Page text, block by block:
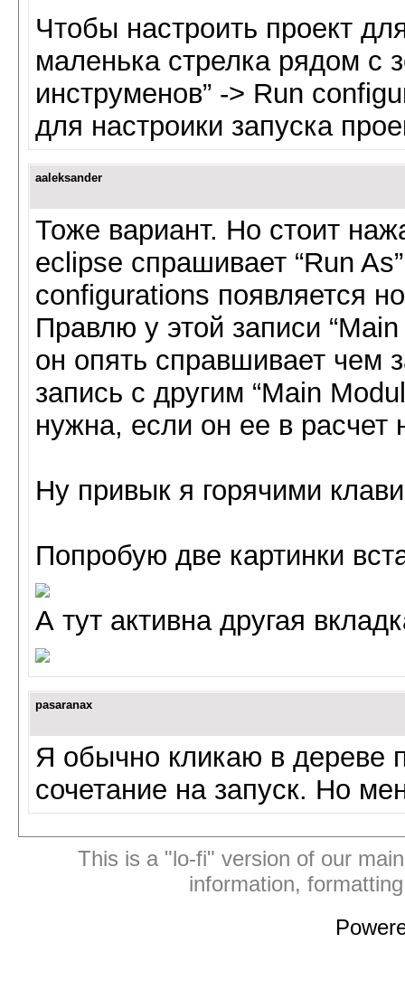
Чтобы настроить проект
маленька стрелка рядом с
инструменов” -> Run
для настроики запуска
aaleksander
Тоже вариант. Но стоит
eclipse спрашивает “Run
configurations появляется
Правлю у этой записи
он опять справшивает чем
запись с другим “Main
нужна, если он ее в расчет
Ну привык я горячими
Попробую две картинки
А тут активна другая
pasaranax
Я обычно кликаю в дереве
сочетание на запуск. Но
This is a "lo-fi" version of our
information,